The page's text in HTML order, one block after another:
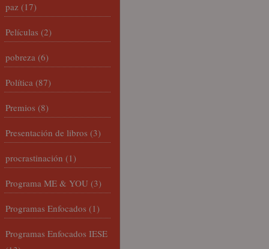
paz (17)
Películas (2)
pobreza (6)
Política (87)
Premios (8)
Presentación de libros (3)
procrastinación (1)
Programa ME & YOU (3)
Programas Enfocados (1)
Programas Enfocados IESE